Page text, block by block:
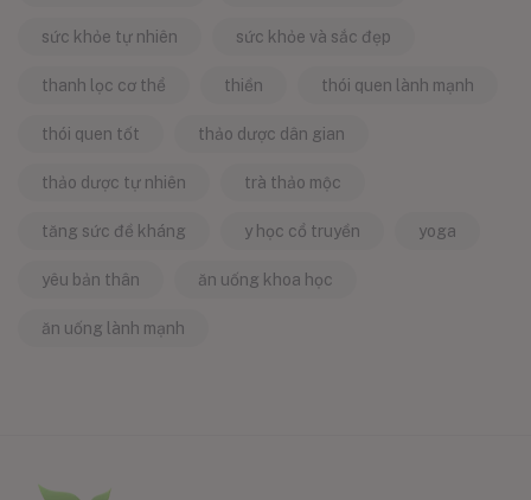
sức khỏe tự nhiên sức khỏe và sắc đẹp
thanh lọc cơ thể thiền thói quen lành mạnh
thói quen tốt thảo dược dân gian
thảo dược tự nhiên trà thảo mộc
tăng sức đề kháng y học cổ truyền yoga
yêu bản thân ăn uống khoa học
ăn uống lành mạnh